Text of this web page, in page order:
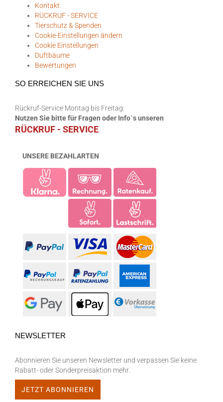
Kontakt
RÜCKRUF - SERVICE
Tierschutz & Spenden
Cookie-Einstellungen ändern
Cookie Einstellungen
Duftbäume
Bewertungen
SO ERREICHEN SIE UNS
Rückruf-Service Montag bis Freitag:
Nutzen Sie bitte für Fragen oder Info`s unseren
RÜCKRUF - SERVICE
UNSERE BEZAHLARTEN
NEWSLETTER
Abonnieren Sie unseren Newsletter und verpassen Sie keine
Rabatt- oder Sonderpreisaktion mehr.